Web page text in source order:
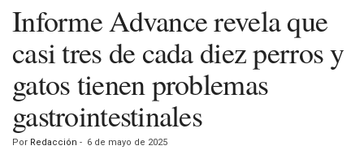
Informe Advance revela que
casi tres de cada diez perros y
gatos tienen problemas
gastrointestinales
Por Redacción - 6 de mayo de 2025